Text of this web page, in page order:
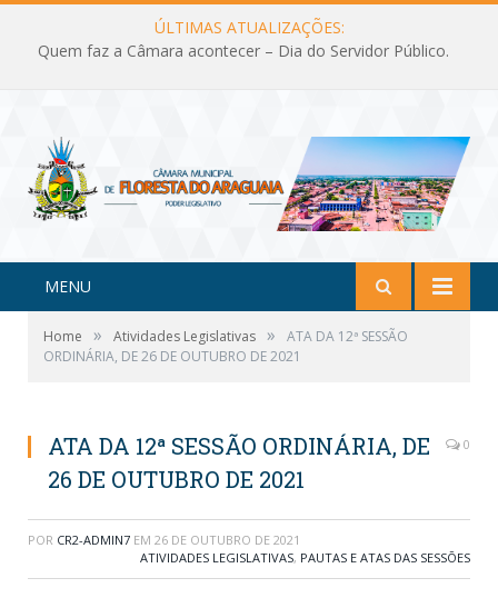
ÚLTIMAS ATUALIZAÇÕES:
Quem faz a Câmara acontecer – Dia do Servidor Público.
MENU
Home » Atividades Legislativas »
ATA DA 12ª SESSÃO
ORDINÁRIA, DE 26 DE OUTUBRO DE 2021
ATA DA 12ª SESSÃO ORDINÁRIA, DE
26 DE OUTUBRO DE 2021
0
POR CR2-ADMIN7 EM 26 DE OUTUBRO DE 2021
ATIVIDADES LEGISLATIVAS, PAUTAS E ATAS DAS SESSÕES